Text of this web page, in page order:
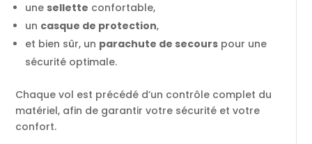
une sellette confortable,
un casque de protection,
et bien sûr, un parachute de secours pour une
sécurité optimale.
Chaque vol est précédé d’un contrôle complet du
matériel, afin de garantir votre sécurité et votre
confort.